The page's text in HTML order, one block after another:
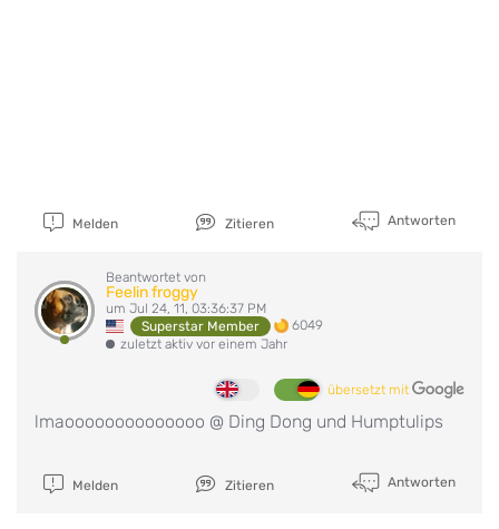
Melden Zitieren Antworten
Beantwortet von
Feelin froggy
um Jul 24, 11, 03:36:37 PM
Superstar Member
6049
zuletzt aktiv vor einem Jahr
übersetzt mit
lmaoooooooooooooo @ Ding Dong und Humptulips
Melden Zitieren Antworten